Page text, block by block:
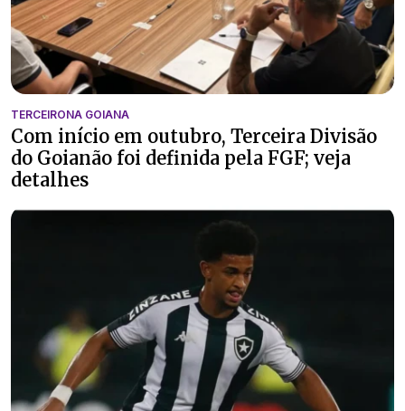
TERCEIRONA GOIANA
Com início em outubro, Terceira Divisão
do Goianão foi definida pela FGF; veja
detalhes